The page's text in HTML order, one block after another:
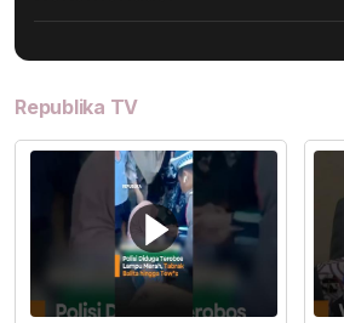
Republika TV